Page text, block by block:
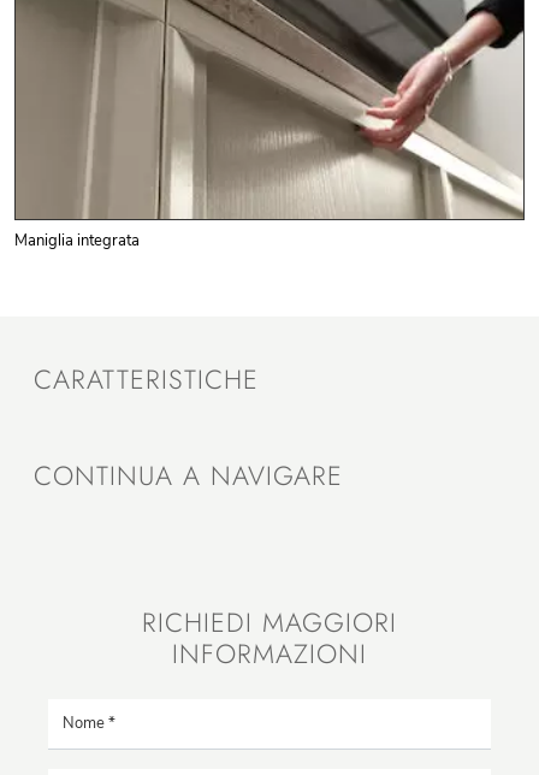
Maniglia integrata
CARATTERISTICHE
CONTINUA A NAVIGARE
RICHIEDI MAGGIORI
INFORMAZIONI